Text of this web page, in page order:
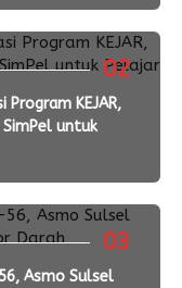
02
Program KEJAR,
SimPel untuk
03
Asmo Sulsel